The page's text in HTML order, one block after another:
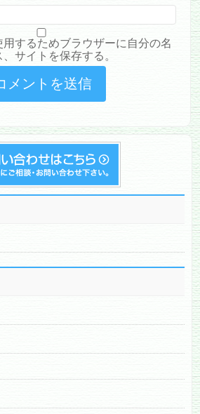
するためブラウザーに自分の名
サイトを保存する。